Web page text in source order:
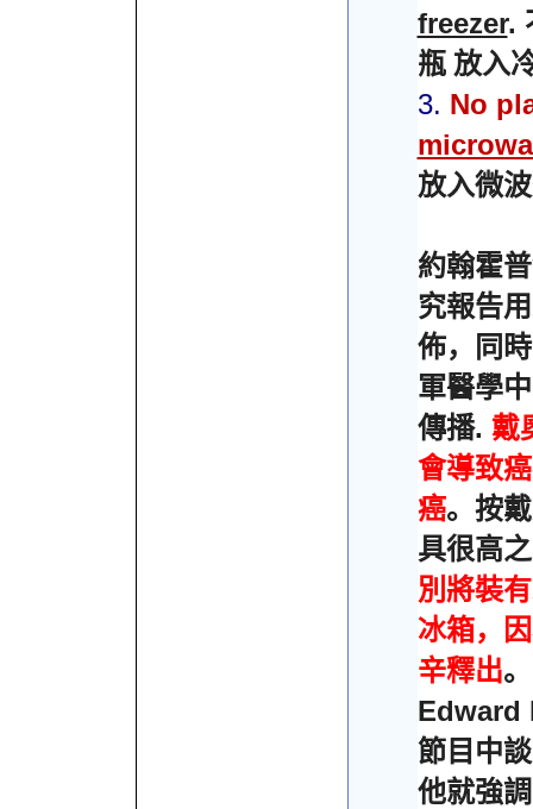
freezer.
瓶 放入
3. No
放入微
約翰霍
究報告
佈，同時
軍醫學
傳播. 戴
會導致
癌。按
具很高
別將裝
冰箱，
辛釋出
Edward
節目中談
他就強